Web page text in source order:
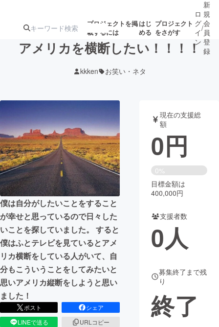
プロジェクトを掲
載するには
はじ
める
プロジェクト
をさがす
アート・写真
テクノロジー・ガジェット ゲーム・サ
映像・映画 書籍・雑誌
ビジネス・起業 チャレンジ
まちづくり・地域活性化
CAMPFIRE for Social Good
CAMPFIRE Creation
CAMPFIREふるさと納税machi-ya コミュニティ
ロ
グ
イ
ン
/
新
規
会
員
登
録
アメリカを横断したい！！！！
kkken お笑い・ネタ
僕は自分がしたいことをすること
が幸せと思っているので日々した
いことを探していました。 すると
僕はふとテレビを見ているとアメ
リカ横断をしている人がいて、自
分もこういうことをしてみたいと
思いアメリカ縦断をしようと思い
ました！
ポスト
シェア
LINEで送る
URLコピー
現在の支援総
額
0円
0%
目標金額は
400,000円
支援者数
0人
募集終了まで残
り
終了